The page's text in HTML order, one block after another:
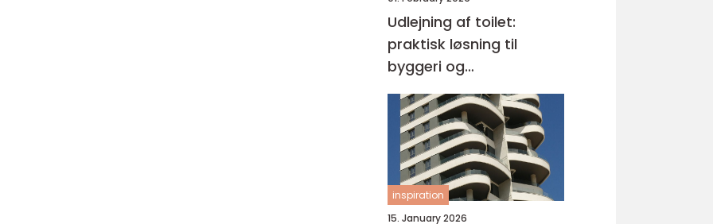
Udlejning af toilet:
praktisk løsning til
byggeri og
arrangementer
inspiration
15. January 2026